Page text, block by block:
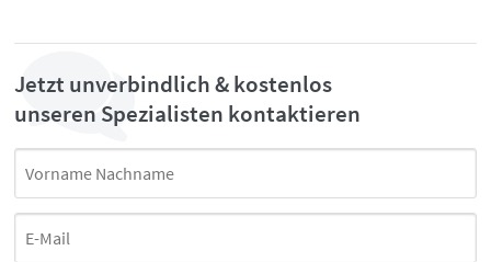
Jetzt unverbindlich & kostenlos
unseren Spezialisten kontaktieren